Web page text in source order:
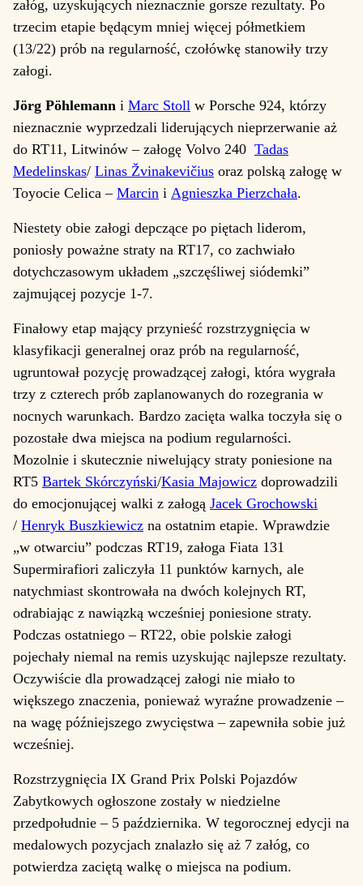
załóg, uzyskujących nieznacznie gorsze rezultaty. Po
trzecim etapie będącym mniej więcej półmetkiem
(13/22) prób na regularność, czołówkę stanowiły trzy
załogi.
Jörg Pöhlemann i Marc Stoll w Porsche 924, którzy
nieznacznie wyprzedzali liderujących nieprzerwanie aż
do RT11, Litwinów – załogę Volvo 240 Tadas
Medelinskas/ Linas Žvinakevičius oraz polską załogę w
Toyocie Celica – Marcin i Agnieszka Pierzchała.
Niestety obie załogi depczące po piętach liderom,
poniosły poważne straty na RT17, co zachwiało
dotychczasowym układem „szczęśliwej siódemki”
zajmującej pozycje 1-7.
Finałowy etap mający przynieść rozstrzygnięcia w
klasyfikacji generalnej oraz prób na regularność,
ugruntował pozycję prowadzącej załogi, która wygrała
trzy z czterech prób zaplanowanych do rozegrania w
nocnych warunkach. Bardzo zacięta walka toczyła się o
pozostałe dwa miejsca na podium regularności.
Mozolnie i skutecznie niwelujący straty poniesione na
RT5 Bartek Skórczyński/Kasia Majowicz doprowadzili
do emocjonującej walki z załogą Jacek Grochowski
/ Henryk Buszkiewicz na ostatnim etapie. Wprawdzie
„w otwarciu” podczas RT19, załoga Fiata 131
Supermirafiori zaliczyła 11 punktów karnych, ale
natychmiast skontrowała na dwóch kolejnych RT,
odrabiając z nawiązką wcześniej poniesione straty.
Podczas ostatniego – RT22, obie polskie załogi
pojechały niemal na remis uzyskując najlepsze rezultaty.
Oczywiście dla prowadzącej załogi nie miało to
większego znaczenia, ponieważ wyraźne prowadzenie –
na wagę późniejszego zwycięstwa – zapewniła sobie już
wcześniej.
Rozstrzygnięcia IX Grand Prix Polski Pojazdów
Zabytkowych ogłoszone zostały w niedzielne
przedpołudnie – 5 października. W tegorocznej edycji na
medalowych pozycjach znalazło się aż 7 załóg, co
potwierdza zaciętą walkę o miejsca na podium.